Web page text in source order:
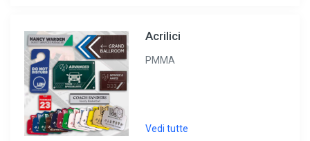
Acrilici
PMMA
Vedi tutte